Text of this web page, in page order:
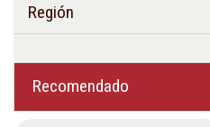
Región
Recomendado